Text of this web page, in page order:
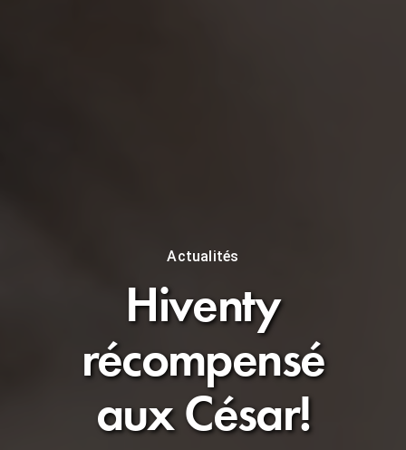
Actualités
Hiventy
récompensé
aux César!